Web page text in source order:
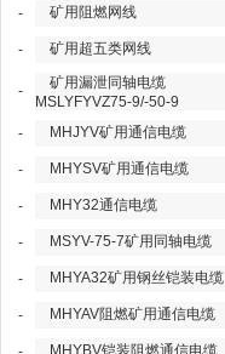
- 矿用阻燃网线
- 矿用超五类网线
-
矿用漏泄同轴电缆
MSLYFYVZ75-9/-50-9
-
MHJYV矿用通信电缆
- MHYSV矿用通信电缆
- MHY32通信电缆
- MSYV-75-7矿用同轴电缆
- MHYA32矿用钢丝铠装电缆
- MHYAV阻燃矿用通信电缆
MHYBV铠装阻燃通信电缆